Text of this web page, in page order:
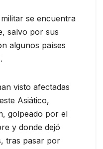
se encuentra
salvo por sus
algunos países
visto afectadas
Asiático,
golpeado por el
y donde dejó
tras pasar por